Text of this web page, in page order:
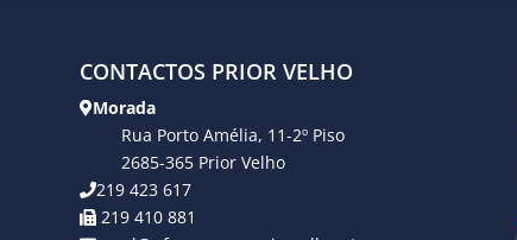
CONTACTOS PRIOR VELHO
Morada
Rua Porto Amélia, 11-2º Piso
2685-365 Prior Velho
219 423 617
219 410 881